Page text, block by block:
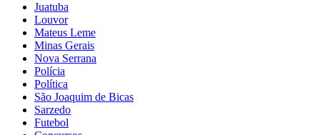
Juatuba
Louvor
Mateus Leme
Minas Gerais
Nova Serrana
Polícia
Política
São Joaquim de Bicas
Sarzedo
Futebol